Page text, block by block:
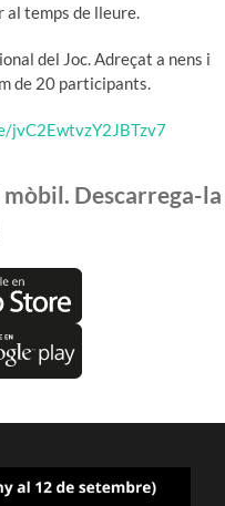
al temps de lleure.
del Joc. Adreçat a nens i
de 20 participants.
jvC2EwtvzY2JBTzv7
Descarrega-la